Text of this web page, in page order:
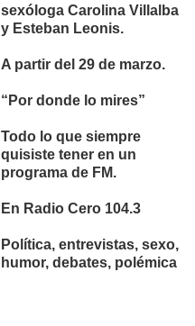
sexóloga Carolina Villalba
y Esteban Leonis.
A partir del 29 de marzo.
“Por donde lo mires”
Todo lo que siempre
quisiste tener en un
programa de FM.
En Radio Cero 104.3
Política, entrevistas, sexo,
humor, debates, polémica